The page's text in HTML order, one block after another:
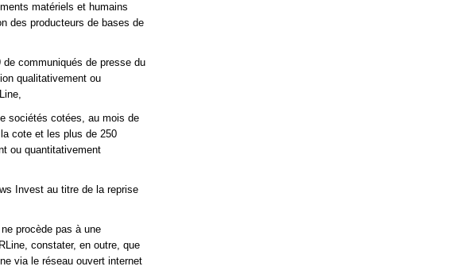
matériels et humains
des producteurs de bases de
communiqués de presse du
qualitativement ou
sociétés cotées, au mois de
cote et les plus de 250
ou quantitativement
Invest au titre de la reprise
procède pas à une
constater, en outre, que
via le réseau ouvert internet